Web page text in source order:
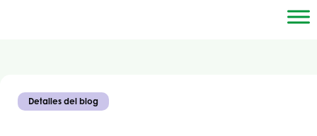
Detalles del blog